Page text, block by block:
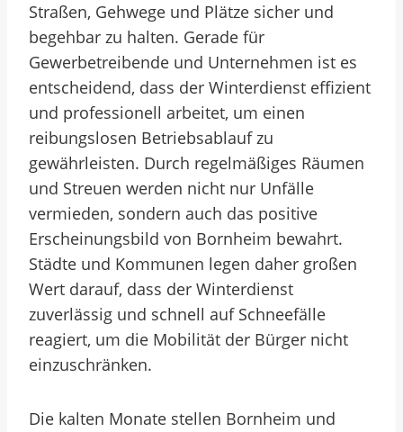
Straßen, Gehwege und Plätze sicher und
begehbar zu halten. Gerade für
Gewerbetreibende und Unternehmen ist es
entscheidend, dass der Winterdienst effizient
und professionell arbeitet, um einen
reibungslosen Betriebsablauf zu
gewährleisten. Durch regelmäßiges Räumen
und Streuen werden nicht nur Unfälle
vermieden, sondern auch das positive
Erscheinungsbild von Bornheim bewahrt.
Städte und Kommunen legen daher großen
Wert darauf, dass der Winterdienst
zuverlässig und schnell auf Schneefälle
reagiert, um die Mobilität der Bürger nicht
einzuschränken.
Die kalten Monate stellen Bornheim und